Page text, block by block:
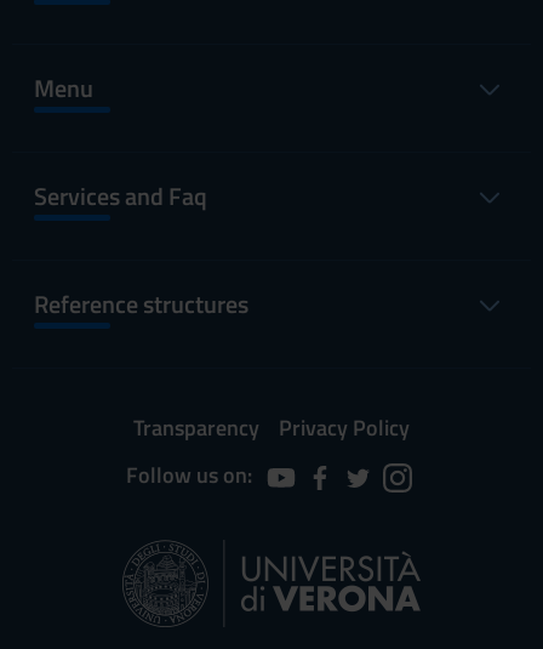
Menu
Services and Faq
Reference structures
Transparency
Privacy Policy
Follow us on: